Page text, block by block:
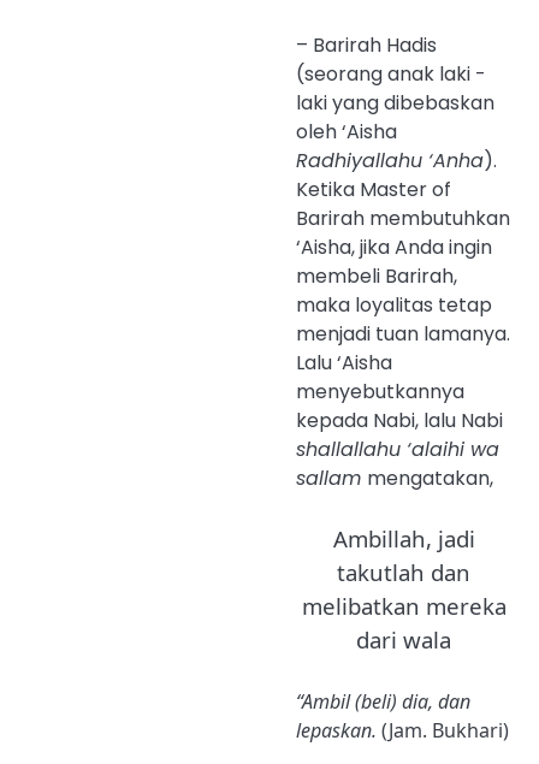
– Barirah Hadis
(seorang anak laki -
laki yang dibebaskan
oleh ‘Aisha
Radhiyallahu ‘Anha).
Ketika Master of
Barirah membutuhkan
‘Aisha, jika Anda ingin
membeli Barirah,
maka loyalitas tetap
menjadi tuan lamanya.
Lalu ‘Aisha
menyebutkannya
kepada Nabi, lalu Nabi
shallallahu ‘alaihi wa
sallam mengatakan,
Ambillah, jadi
takutlah dan
melibatkan mereka
dari wala
“Ambil (beli) dia, dan
lepaskan. (Jam. Bukhari)